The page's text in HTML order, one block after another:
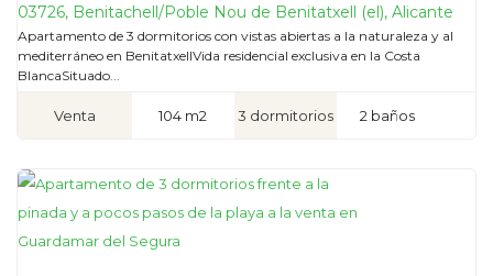
03726, Benitachell/Poble Nou de Benitatxell (el), Alicante
Apartamento de 3 dormitorios con vistas abiertas a la naturaleza y al
mediterráneo en BenitatxellVida residencial exclusiva en la Costa
BlancaSituado...
Venta 104 m2 3 dormitorios 2 baños